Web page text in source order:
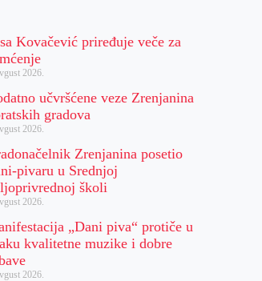
Kovačević priređuje veče za
2026.
učvršćene veze Zrenjanina
gradova
2026.
Zrenjanina posetio
pivaru u Srednjoj
školi
2026.
„Dani piva“ protiče u
kvalitetne muzike i dobre
2026.